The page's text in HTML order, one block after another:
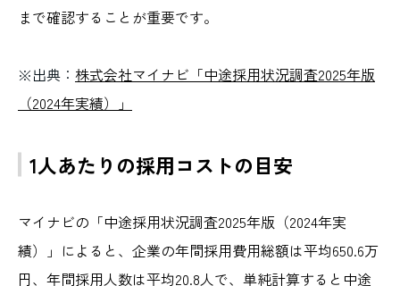
まで確認することが重要です。
※出典： 株式会社マイナビ「中途採用状況調査2025年版
（2024年実績）」
1人あたりの採用コストの目安
マイナビの「中途採用状況調査2025年版（2024年実
績）」によると、企業の年間採用費用総額は平均650.6万
円、年間採用人数は平均20.8人で、単純計算すると中途